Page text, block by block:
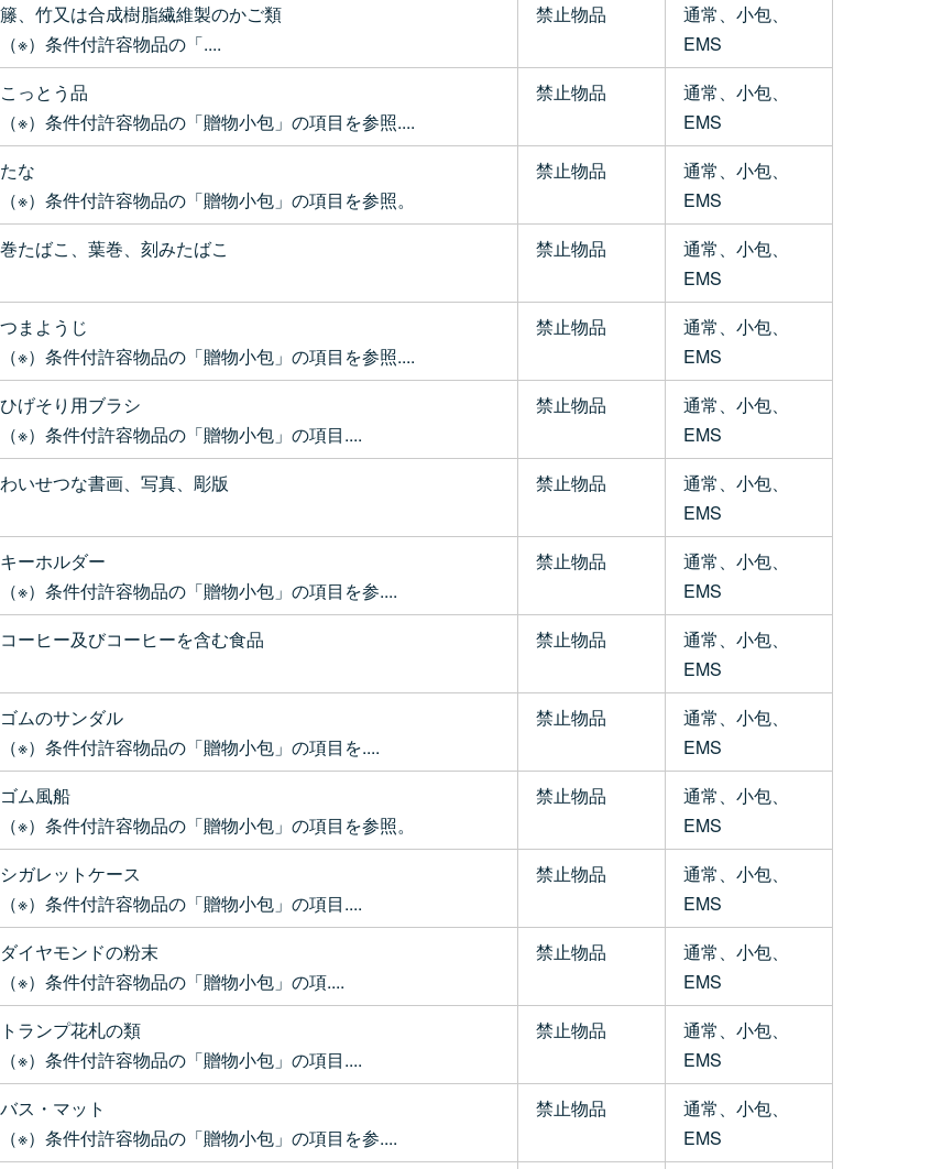
籐、竹又は合成樹脂繊維製のかご類
（※）条件付許容物品の「....
禁止物品
通常、小包、
EMS
こっとう品
（※）条件付許容物品の「贈物小包」の項目を参照....
禁止物品
通常、小包、
EMS
たな
（※）条件付許容物品の「贈物小包」の項目を参照。
禁止物品
通常、小包、
EMS
巻たばこ、葉巻、刻みたばこ 禁止物品
通常、小包、
EMS
つまようじ
（※）条件付許容物品の「贈物小包」の項目を参照....
禁止物品
通常、小包、
EMS
ひげそり用ブラシ
（※）条件付許容物品の「贈物小包」の項目....
禁止物品
通常、小包、
EMS
わいせつな書画、写真、彫版 禁止物品
通常、小包、
EMS
キーホルダー
（※）条件付許容物品の「贈物小包」の項目を参....
禁止物品
通常、小包、
EMS
コーヒー及びコーヒーを含む食品 禁止物品
通常、小包、
EMS
ゴムのサンダル
（※）条件付許容物品の「贈物小包」の項目を....
禁止物品
通常、小包、
EMS
ゴム風船
（※）条件付許容物品の「贈物小包」の項目を参照。
禁止物品
通常、小包、
EMS
シガレットケース
（※）条件付許容物品の「贈物小包」の項目....
禁止物品
通常、小包、
EMS
ダイヤモンドの粉末
（※）条件付許容物品の「贈物小包」の項....
禁止物品
通常、小包、
EMS
トランプ花札の類
（※）条件付許容物品の「贈物小包」の項目....
禁止物品
通常、小包、
EMS
バス・マット
（※）条件付許容物品の「贈物小包」の項目を参....
禁止物品
通常、小包、
EMS